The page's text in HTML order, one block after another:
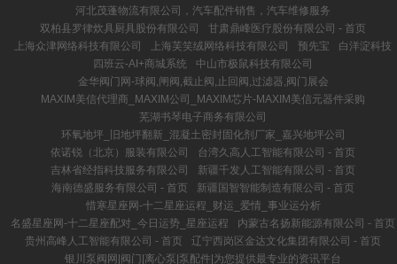
河北茂蓬物流有限公司，汽车配件销售，汽车维修服务
双柏县罗律炊具厨具股份有限公司
甘肃鼎峰医疗股份有限公司 - 首页
上海众津网络科技有限公司
上海芙笑绒网络科技有限公司 预先宝
白洋淀科技
四班云-AI+商城系统
中山市极鼠科技有限公司
金华阀门网-球阀,闸阀,截止阀,止回阀,过滤器,阀门展会
MAXIM美信代理商_MAXIM公司_MAXIM芯片-MAXIM美信元器件采购
芜湖书琴电子商务有限公司
环氧地坪_旧地坪翻新_混凝土密封固化剂厂家_嘉兴地坪公司
依诺锐（北京）服装有限公司
台湾久高人工智能有限公司 - 首页
吉林省经指科技服务有限公司
新疆千发人工智能有限公司 - 首页
海南德盛服务有限公司 - 首页
新疆国智智能制造有限公司 - 首页
惜寒星座网-十二星座运程_财运_爱情_事业运分析
名盛星座网-十二星座配对_今日运势_星座运程
内蒙古名扬新能源有限公司 - 首页
贵州高峰人工智能有限公司 - 首页
辽宁西岗区金达文化集团有限公司 - 首页
银川泵阀网|阀门|离心泵|泵配件|为您提供最专业的资讯平台